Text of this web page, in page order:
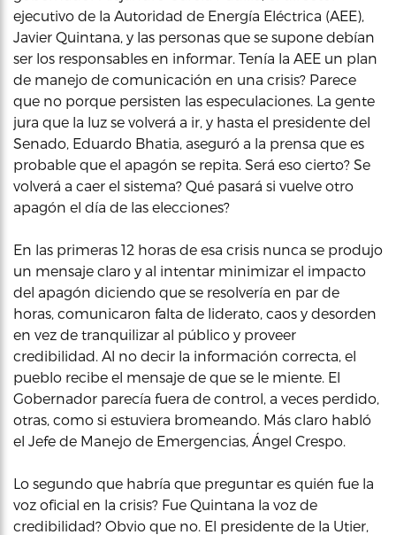
ejecutivo de la Autoridad de Energía Eléctrica (AEE),
Javier Quintana, y las personas que se supone debían
ser los responsables en informar. Tenía la AEE un plan
de manejo de comunicación en una crisis? Parece
que no porque persisten las especulaciones. La gente
jura que la luz se volverá a ir, y hasta el presidente del
Senado, Eduardo Bhatia, aseguró a la prensa que es
probable que el apagón se repita. Será eso cierto? Se
volverá a caer el sistema? Qué pasará si vuelve otro
apagón el día de las elecciones?
En las primeras 12 horas de esa crisis nunca se produjo
un mensaje claro y al intentar minimizar el impacto
del apagón diciendo que se resolvería en par de
horas, comunicaron falta de liderato, caos y desorden
en vez de tranquilizar al público y proveer
credibilidad. Al no decir la información correcta, el
pueblo recibe el mensaje de que se le miente. El
Gobernador parecía fuera de control, a veces perdido,
otras, como si estuviera bromeando. Más claro habló
el Jefe de Manejo de Emergencias, Ángel Crespo.
Lo segundo que habría que preguntar es quién fue la
voz oficial en la crisis? Fue Quintana la voz de
credibilidad? Obvio que no. El presidente de la Utier,